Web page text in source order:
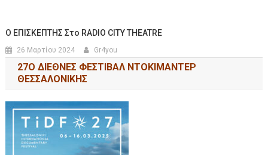
Ο ΕΠΙΣΚΕΠΤΗΣ Στο RADIO CITY THEATRE
26 Μαρτίου 2024 Gr4you
27Ο ΔΙΕΘΝΕΣ ΦΕΣΤΙΒΑΛ ΝΤΟΚΙΜΑΝΤΕΡ
ΘΕΣΣΑΛΟΝΙΚΗΣ